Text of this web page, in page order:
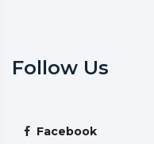
Follow Us
Facebook